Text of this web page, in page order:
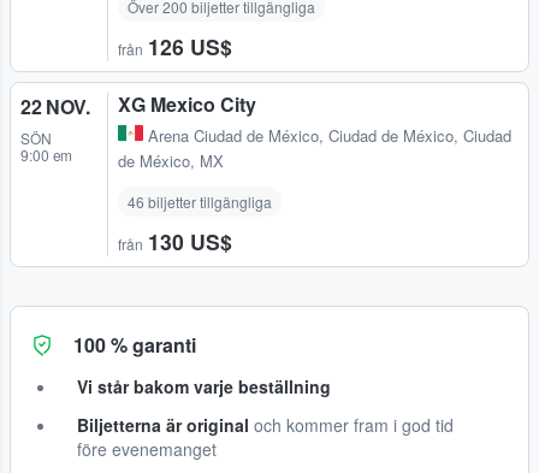
Över 200 biljetter tillgängliga
från 126 US$
22 NOV.
SÖN
9:00 em
XG Mexico City
Arena Ciudad de México, Ciudad de México, Ciudad
de México, MX
46 biljetter tillgängliga
från 130 US$
100 % garanti
Vi står bakom varje beställning
Biljetterna är original och kommer fram i god tid
före evenemanget